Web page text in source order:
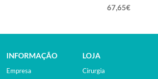
67,65€
INFORMAÇÃO
Empresa
LOJA
Cirurgia